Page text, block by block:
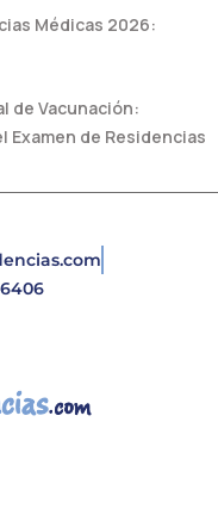
Médicas 2026:
de Vacunación:
Examen de Residencias
6406